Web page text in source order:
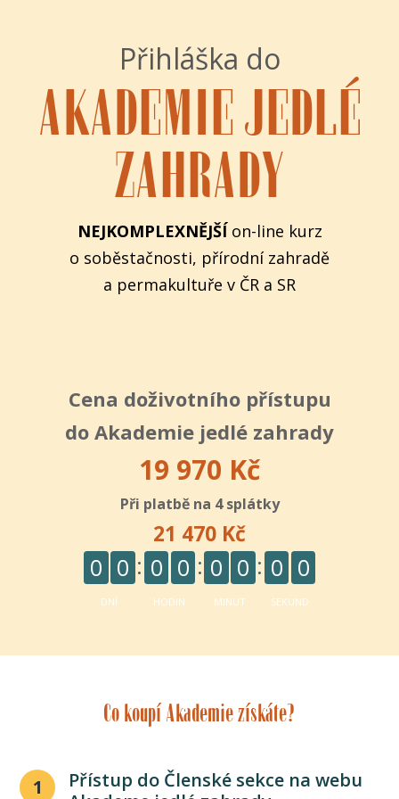
Přihláška do
AKADEMIE JEDLÉ
ZAHRADY
NEJKOMPLEXNĚJŠÍon-line kurz
o soběstačnosti, přírodní zahradě
a permakultuře v ČR a SR
Cena doživotního přístupu
do Akademie jedlé zahrady
19 970 Kč
Při platbě na 4 splátky
21 470 Kč
0 0
DNÍ
0 0
HODIN
0 0
MINUT
0 0
SEKUND
Co koupí Akademie získáte?
1
Přístup do Členské sekce na webu